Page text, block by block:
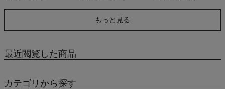
もっと見る
最近閲覧した商品
カテゴリから探す